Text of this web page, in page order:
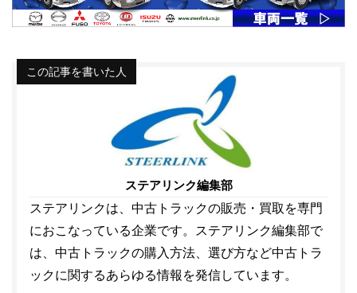
この記事を書いた人
ステアリンク編集部
ステアリンクは、中古トラックの販売・買取を専門
におこなっている企業です。ステアリンク編集部で
は、中古トラックの購入方法、選び方など中古トラ
ックに関するあらゆる情報を発信しています。